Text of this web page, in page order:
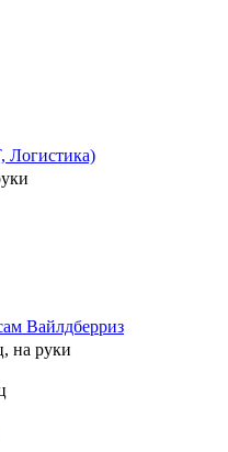
Логистика)
Вайлдберриз
на руки